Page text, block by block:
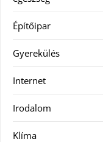
Építőipar
Gyerekülés
Internet
Irodalom
Klíma